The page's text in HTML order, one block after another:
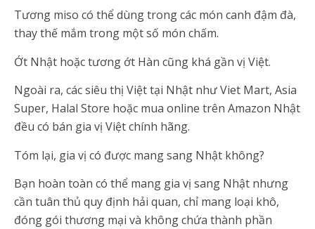
Tương miso có thể dùng trong các món canh đậm đà,
thay thế mắm trong một số món chấm.
Ớt Nhật hoặc tương ớt Hàn cũng khá gần vị Việt.
Ngoài ra, các siêu thị Việt tại Nhật như Viet Mart, Asia
Super, Halal Store hoặc mua online trên Amazon Nhật
đều có bán gia vị Việt chính hãng.
Tóm lại, gia vị có được mang sang Nhật không?
Bạn hoàn toàn có thể mang gia vị sang Nhật nhưng
cần tuân thủ quy định hải quan, chỉ mang loại khô,
đóng gói thương mại và không chứa thành phần